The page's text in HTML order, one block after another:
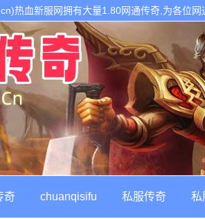
热血新服网拥有大量1.80网通传奇,为各位
通传奇私服以后最热门的每日新开1.80传奇私
奇 chuanqisifu 私服传奇 私